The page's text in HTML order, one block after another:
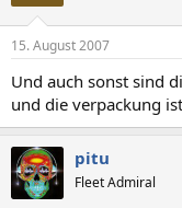
15. August 2007
Und auch sonst sind
und die verpackung
pitu
Fleet Admiral